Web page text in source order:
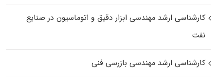
کارشناسی ارشد مهندسی ابزار دقیق و اتوماسیون در صنایع
نفت
کارشناسی ارشد مهندسی بازرسی فنی